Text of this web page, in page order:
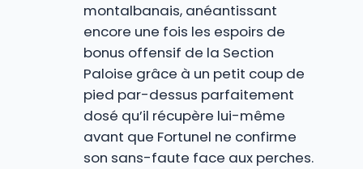
montalbanais, anéantissant
encore une fois les espoirs de
bonus offensif de la Section
Paloise grâce à un petit coup de
pied par-dessus parfaitement
dosé qu’il récupère lui-même
avant que Fortunel ne confirme
son sans-faute face aux perches.